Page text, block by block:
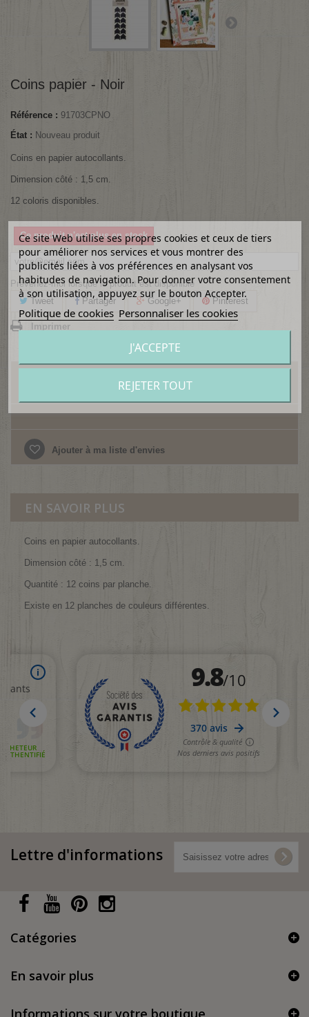
Coins papier - Noir
Référence : 91703CPNO
État : Nouveau produit
Coins en papier autocollants.
Dimension côté : 1,5 cm.
12 coloris disponibles.
Ce produit n'est plus en stock
Prévenez-moi lorsque le produit est disponible
Tweet
Partager Google+ Pinterest
Imprimer
Ajouter à ma liste d'envies
EN SAVOIR PLUS
Coins en papier autocollants.
Dimension côté : 1,5 cm.
Quantité : 12 coins par planche.
Existe en 12 planches de couleurs différentes.
Lettre d'informations
Catégories
En savoir plus
Informations sur votre boutique
Ce site Web utilise ses propres cookies et ceux de tiers
pour améliorer nos services et vous montrer des
publicités liées à vos préférences en analysant vos
habitudes de navigation. Pour donner votre consentement
à son utilisation, appuyez sur le bouton Accepter.
Politique de cookies Personnaliser les cookies
REJETER TOUT
J'ACCEPTE